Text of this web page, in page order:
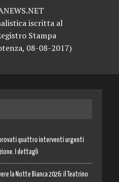
iscritta al
Stampa
08-08-2017)
quattro interventi urgenti
I dettagli
la Notte Bianca 2026: il Teatrino